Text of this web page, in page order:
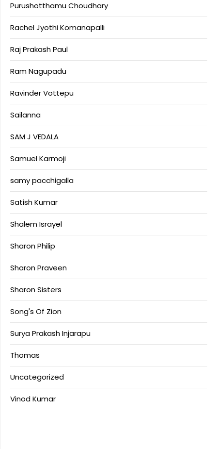
Purushotthamu Choudhary
Rachel Jyothi Komanapalli
Raj Prakash Paul
Ram Nagupadu
Ravinder Vottepu
Sailanna
SAM J VEDALA
Samuel Karmoji
samy pacchigalla
Satish Kumar
Shalem Israyel
Sharon Philip
Sharon Praveen
Sharon Sisters
Song's Of Zion
Surya Prakash Injarapu
Thomas
Uncategorized
Vinod Kumar